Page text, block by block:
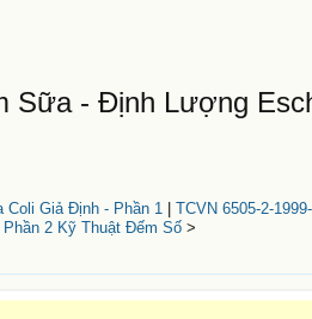
Sữa - Định Lượng
Coli Giả Định - Phần 1| TCVN 6505-2-
2 Kỹ Thuật Đếm Số>